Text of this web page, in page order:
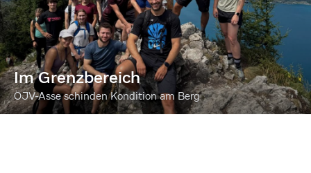
Im Grenzbereich
ÖJV-Asse schinden Kondition am Berg